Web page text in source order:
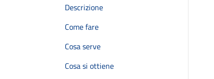
Descrizione
Come fare
Cosa serve
Cosa si ottiene